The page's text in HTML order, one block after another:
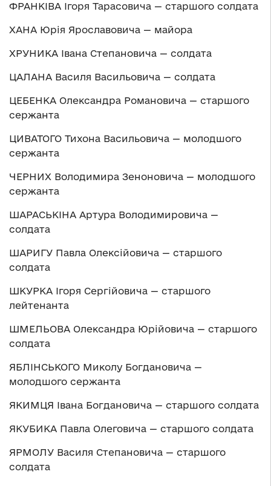
ФРАНКІВА Ігоря Тарасовича — старшого солдата
ХАНА Юрія Ярославовича — майора
ХРУНИКА Івана Степановича — солдата
ЦАЛАНА Василя Васильовича — солдата
ЦЕБЕНКА Олександра Романовича — старшого
сержанта
ЦИВАТОГО Тихона Васильовича — молодшого
сержанта
ЧЕРНИХ Володимира Зеноновича — молодшого
сержанта
ШАРАСЬКІНА Артура Володимировича —
солдата
ШАРИГУ Павла Олексійовича — старшого
солдата
ШКУРКА Ігоря Сергійовича — старшого
лейтенанта
ШМЕЛЬОВА Олександра Юрійовича — старшого
солдата
ЯБЛІНСЬКОГО Миколу Богдановича —
молодшого сержанта
ЯКИМЦЯ Івана Богдановича — старшого солдата
ЯКУБИКА Павла Олеговича — старшого солдата
ЯРМОЛУ Василя Степановича — старшого
солдата